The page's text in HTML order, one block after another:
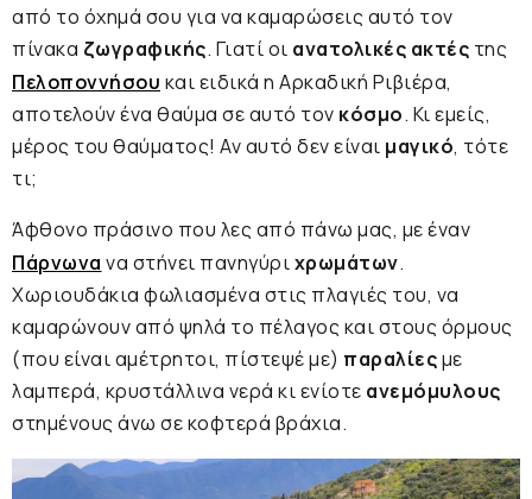
από το όχημά σου για να καμαρώσεις αυτό τον
πίνακα ζωγραφικής. Γιατί οι ανατολικές ακτές της
Πελοποννήσου και ειδικά η Αρκαδική Ριβιέρα,
αποτελούν ένα θαύμα σε αυτό τον κόσμο. Κι εμείς,
μέρος του θαύματος! Αν αυτό δεν είναι μαγικό, τότε
τι;
Άφθονο πράσινο που λες από πάνω μας, με έναν
Πάρνωνα να στήνει πανηγύριχρωμάτων.
Χωριουδάκια φωλιασμένα στις πλαγιές του, να
καμαρώνουν από ψηλά το πέλαγος και στους όρμους
(που είναι αμέτρητοι, πίστεψέ με) παραλίεςμε
λαμπερά, κρυστάλλινα νερά κι ενίοτε ανεμόμυλους
στημένους άνω σε κοφτερά βράχια.